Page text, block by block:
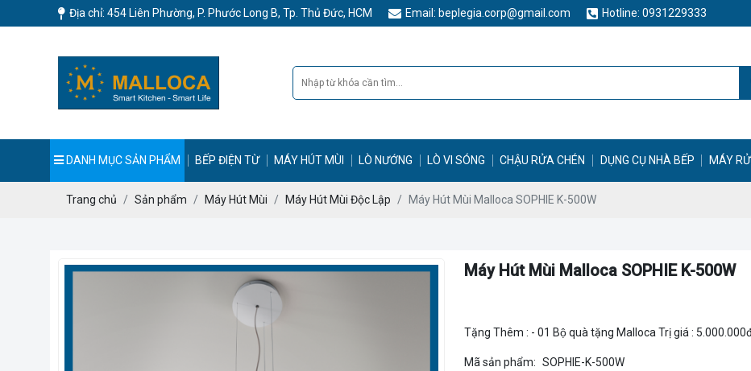
Địa chỉ: 454 Liên Phường, P. Phước Long B, Tp. Thủ Đức, HCM Email: beplegia.corp@gmail.com Hotline: 0931229333
DANH MỤC SẢN PHẨM BẾP ĐIỆN TỪ MÁY HÚT MÙI LÒ NƯỚNG LÒ VI SÓNG CHẬU RỬA CHÉN DỤNG CỤ NHÀ BẾP MÁY
Trang chủ Sản phẩm Máy Hút Mùi Máy Hút Mùi Độc Lập Máy Hút Mùi Malloca SOPHIE K-500W
Máy Hút Mùi Malloca SOPHIE K-500W
Tặng Thêm : - 01 Bộ quà tặng Malloca Trị giá :
Mã sản phẩm: SOPHIE-K-500W